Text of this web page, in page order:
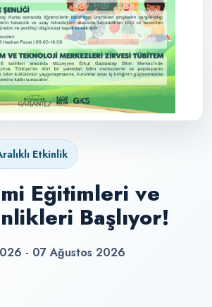
Etkinlik
Eğitimleri ve
Başlıyor!
- 07 Ağustos 2026